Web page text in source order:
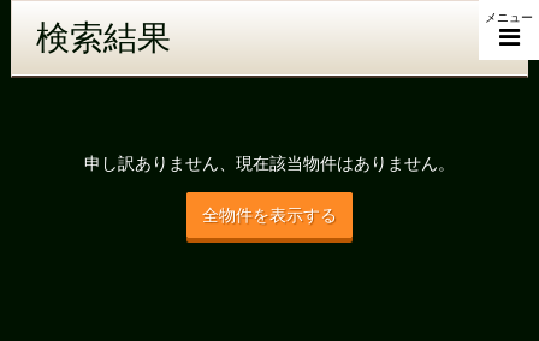
メニュー
検索結果
申し訳ありません、現在該当物件はありません。
全物件を表示する